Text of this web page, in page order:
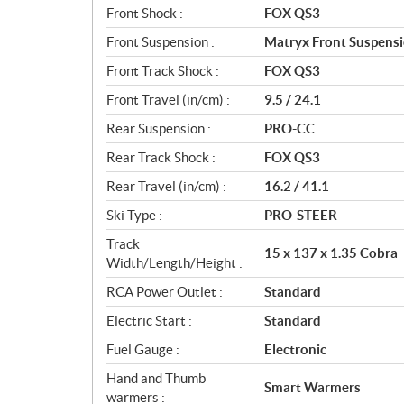
Front Shock :
FOX QS3
Front Suspension :
Matryx Front
Front Track Shock :
FOX QS3
Front Travel (in/cm) :
9.5 / 24.1
Rear Suspension :
PRO-CC
Rear Track Shock :
FOX QS3
Rear Travel (in/cm) :
16.2 / 41.1
Ski Type :
PRO-STEER
Track
Width/Length/Height :
15 x 137 x 1.35 Cobra
RCA Power Outlet :
Standard
Electric Start :
Standard
Fuel Gauge :
Electronic
Hand and Thumb
warmers :
Smart Warmers